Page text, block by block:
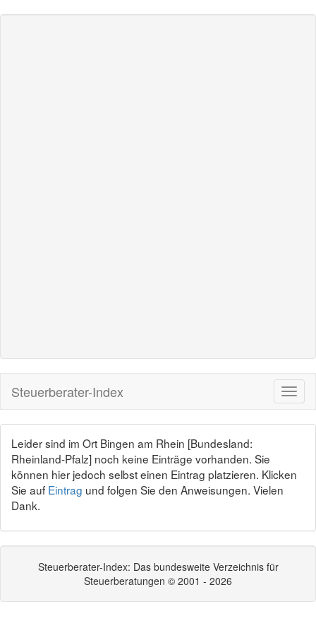
Steuerberater-Index
Leider sind im Ort Bingen am Rhein [Bundesland:
Rheinland-Pfalz] noch keine Einträge vorhanden. Sie
können hier jedoch selbst einen Eintrag platzieren. Klicken
Sie auf Eintrag und folgen Sie den Anweisungen. Vielen
Dank.
Steuerberater-Index: Das bundesweite Verzeichnis für
Steuerberatungen © 2001 - 2026